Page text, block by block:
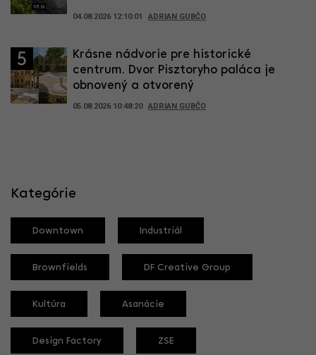
04.08.2026 12:10:01 ADRIAN GUBČO
5
Krásne nádvorie pre historické
centrum. Dvor Pisztoryho paláca je
obnovený a otvorený
05.08.2026 10:48:20 ADRIAN GUBČO
Kategórie
Downtown Industriál
Brownfields DF Creative Group
Kultúra Asanácie
Design Factory ZSE